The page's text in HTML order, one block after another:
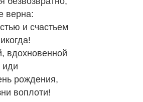
верна:
и счастьем
вдохновенной
иди
рождения,
воплоти!